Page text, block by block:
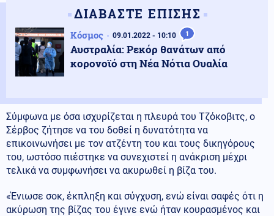
ΔΙΑΒΑΣΤΕ ΕΠΙΣΗΣ
Κόσμος 09.01.2022 - 10:10 1
Αυστραλία: Ρεκόρ θανάτων από
κορονoϊό στη Νέα Νότια Ουαλία
Σύμφωνα με όσα ισχυρίζεται η πλευρά του Τζόκοβιτς, ο
Σέρβος ζήτησε να του δοθεί η δυνατότητα να
επικοινωνήσει με τον ατζέντη του και τους δικηγόρους
του, ωστόσο πιέστηκε να συνεχιστεί η ανάκριση μέχρι
τελικά να συμφωνήσει να ακυρωθεί η βίζα του.
«Ένιωσε σοκ, έκπληξη και σύγχυση, ενώ είναι σαφές ότι η
ακύρωση της βίζας του έγινε ενώ ήταν κουρασμένος και